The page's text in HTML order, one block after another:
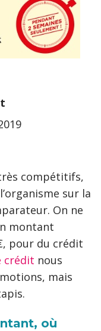
compétitifs,
sur la
On ne
montant
pour du crédit
crédit nous
mais
où